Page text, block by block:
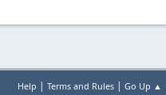
Help | Terms and Rules | Go Up ▲